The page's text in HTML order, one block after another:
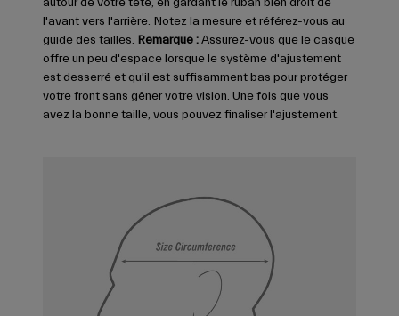
l'avant vers l'arrière. Notez la mesure et référez-vous au
guide des tailles. Remarque :Assurez-vous que le casque
offre un peu d'espace lorsque le système d'ajustement
est desserré et qu'il est suffisamment bas pour protéger
votre front sans gêner votre vision. Une fois que vous
avez la bonne taille, vous pouvez finaliser l'ajustement.